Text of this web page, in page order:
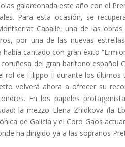
galardonada este año con el
Para esta ocasión, se
Caballé, una de las obras
por una de las nuevas
cantado con gran éxito
del gran barítono español
rol de Filippo II durante los
volverá ahora a ofrecer su
En los papeles
la mezzo Elena Zhidkova (la
de Galicia y el Coro Gaos
ha dirigido ya a las sopranos